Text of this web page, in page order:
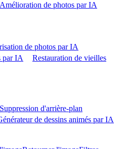
Amélioration de photos par IA
de photos par IA
par IA
Restauration de vieilles
Suppression d'arrière-plan
de dessins animés par IA